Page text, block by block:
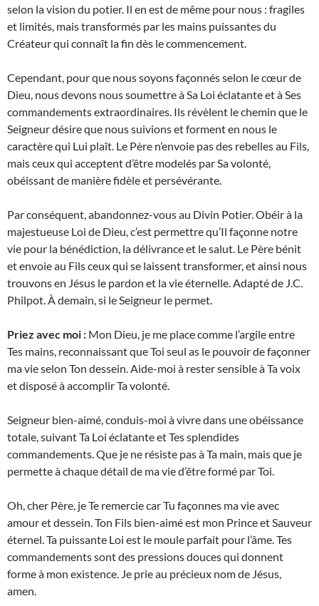
selon la vision du potier. Il en est de même pour nous : fragiles
et limités, mais transformés par les mains puissantes du
Créateur qui connaît la fin dès le commencement.
Cependant, pour que nous soyons façonnés selon le cœur de
Dieu, nous devons nous soumettre à Sa Loi éclatante et à Ses
commandements extraordinaires. Ils révèlent le chemin que le
Seigneur désire que nous suivions et forment en nous le
caractère qui Lui plaît. Le Père n’envoie pas des rebelles au Fils,
mais ceux qui acceptent d’être modelés par Sa volonté,
obéissant de manière fidèle et persévérante.
Par conséquent, abandonnez-vous au Divin Potier. Obéir à la
majestueuse Loi de Dieu, c’est permettre qu’Il façonne notre
vie pour la bénédiction, la délivrance et le salut. Le Père bénit
et envoie au Fils ceux qui se laissent transformer, et ainsi nous
trouvons en Jésus le pardon et la vie éternelle. Adapté de J.C.
Philpot. À demain, si le Seigneur le permet.
Priez avec moi : Mon Dieu, je me place comme l’argile entre
Tes mains, reconnaissant que Toi seul as le pouvoir de façonner
ma vie selon Ton dessein. Aide-moi à rester sensible à Ta voix
et disposé à accomplir Ta volonté.
Seigneur bien-aimé, conduis-moi à vivre dans une obéissance
totale, suivant Ta Loi éclatante et Tes splendides
commandements. Que je ne résiste pas à Ta main, mais que je
permette à chaque détail de ma vie d’être formé par Toi.
Oh, cher Père, je Te remercie car Tu façonnes ma vie avec
amour et dessein. Ton Fils bien-aimé est mon Prince et Sauveur
éternel. Ta puissante Loi est le moule parfait pour l’âme. Tes
commandements sont des pressions douces qui donnent
forme à mon existence. Je prie au précieux nom de Jésus,
amen.